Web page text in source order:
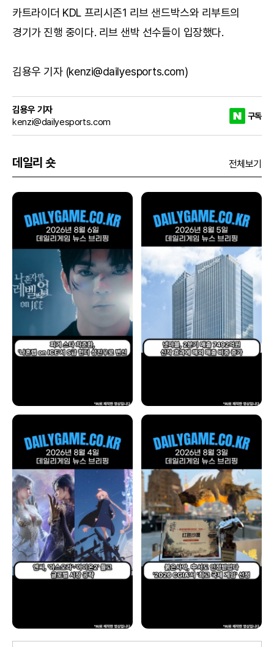
카트라이더 KDL 프리시즌1 리브 샌드박스와 리부트의
경기가 진행 중이다. 리브 샌박 선수들이 입장했다.
김용우 기자 (kenzi@dailyesports.com)
김용우 기자
kenzi@dailyesports.com
구독
데일리 숏 전체보기